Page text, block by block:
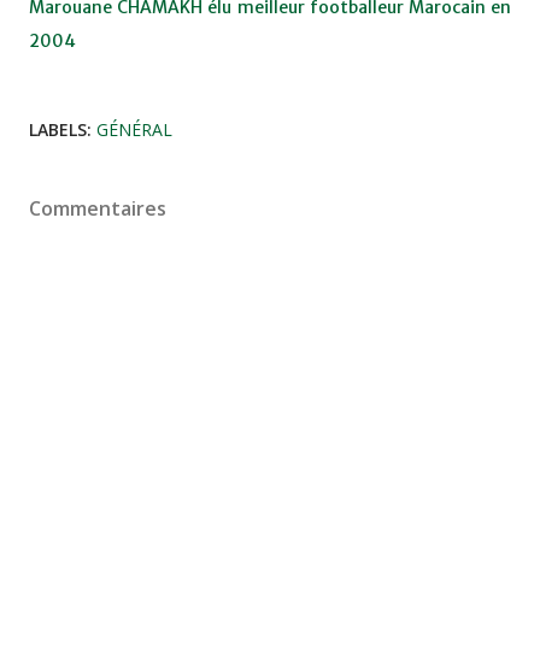
Marouane CHAMAKH élu meilleur footballeur Marocain en
2004
LABELS: GÉNÉRAL
Commentaires